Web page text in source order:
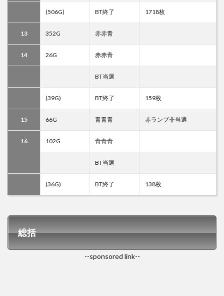
(506G) BT終了 1718枚
13 352G 赤赤青
14 26G 赤赤青
BT当選
(39G) BT終了 159枚
15 66G 青青青 赤ランプ非当選
16 102G 青青青
BT当選
(36G) BT終了 138枚
総括
--sponsored link--